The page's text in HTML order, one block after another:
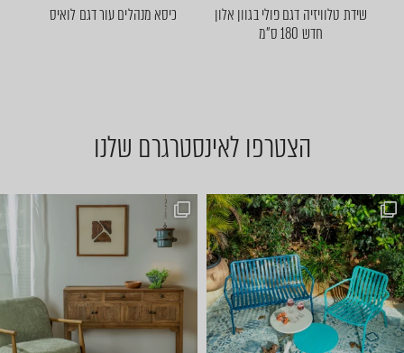
שידת טלוויזיה דגם פולי בגוון אלון
חדש 180 ס"מ
כיסא מנהלים עור דגם לואיס
הצטרפו לאינסטרגרם שלנו
מחפשים את היפה לכניסה? 😍 בו